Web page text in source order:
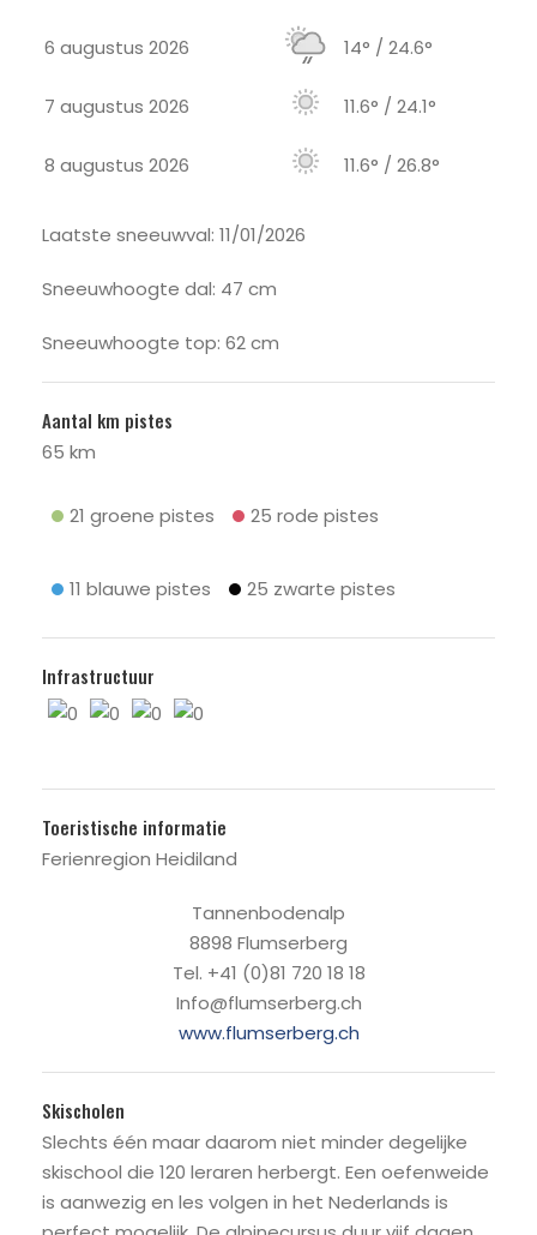
6 augustus 2026 14° / 24.6°
7 augustus 2026 11.6° / 24.1°
8 augustus 2026 11.6° / 26.8°
Laatste sneeuwval: 11/01/2026
Sneeuwhoogte dal: 47 cm
Sneeuwhoogte top: 62 cm
Aantal km pistes
65 km
21 groene pistes 25 rode pistes
11 blauwe pistes 25 zwarte pistes
Infrastructuur
0 0 0 0
Toeristische informatie
Ferienregion Heidiland
Tannenbodenalp
8898 Flumserberg
Tel. +41 (0)81 720 18 18
Info@flumserberg.ch
www.flumserberg.ch
Skischolen
Slechts één maar daarom niet minder degelijke
skischool die 120 leraren herbergt. Een oefenweide
is aanwezig en les volgen in het Nederlands is